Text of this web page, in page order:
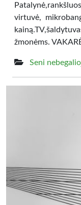
virtuvė,
žmonėms.
Seni